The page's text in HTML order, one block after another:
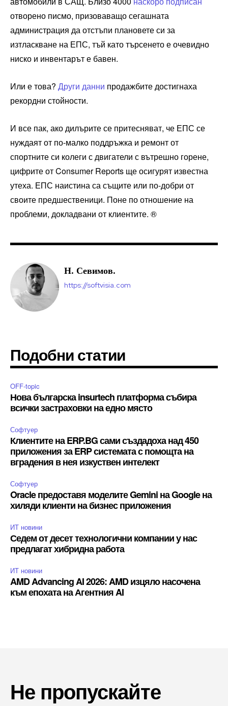
отворено писмо, призоваващо сегашната
администрация да отстъпи плановете си за
изтласкване на ЕПС, тъй като търсенето е очевидно
ниско и инвентарът е бавен.
Или е това? Други данни продажбите достигнаха
рекордни стойности.
И все пак, ако дилърите се притесняват, че ЕПС се
нуждаят от по-малко поддръжка и ремонт от
спортните си колеги с двигатели с вътрешно горене,
цифрите от Consumer Reports ще осигурят известна
утеха. ЕПС наистина са същите или по-добри от
своите предшественици. Поне по отношение на
проблеми, докладвани от клиентите. ®
Н. Севимов.
https://softvisia.com
Подобни статии
OFF-topic
Нова българска insurtech платформа събира
всички застраховки на едно място
Софтуер
Клиентите на ERP.BG сами създадоха над 450
приложения за ERP системата с помощта на
вградения в нея изкуствен интелект
Софтуер
Oracle предоставя моделите Gemini на Google на
хиляди клиенти на бизнес приложения
ИТ новини
Седем от десет технологични компании у нас
предлагат хибридна работа
ИТ новини
AMD Advancing AI 2026: AMD изцяло насочена
към епохата на Агентния AI
Не пропускайте